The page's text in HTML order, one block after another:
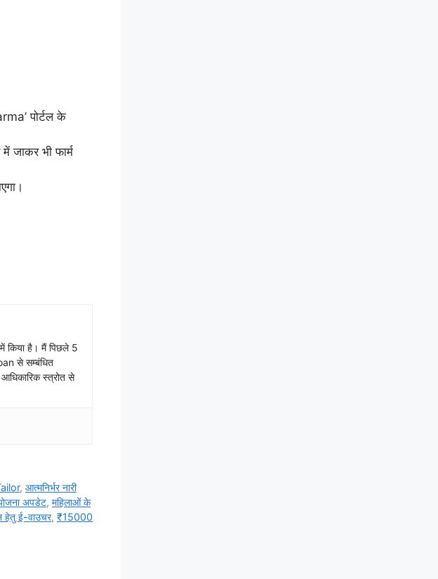
पोर्टल के
जाकर भी फार्म
किया है। मैं पिछले 5
से सम्बंधित
स्त्रोत से
,आत्मनिर्भर नारी
अपडेट, महिलाओं के
हेतु ई-वाउचर, ₹15000